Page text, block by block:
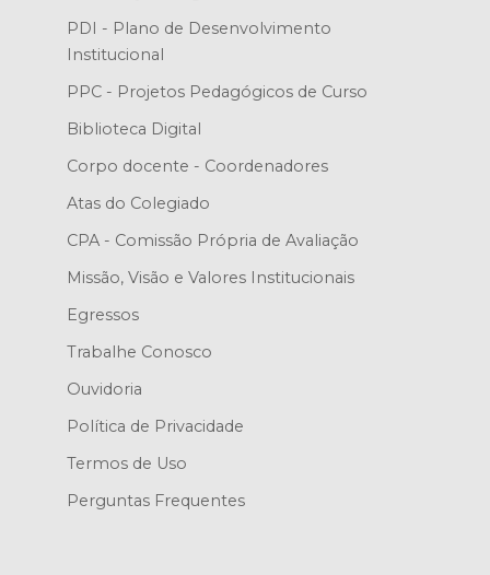
PDI - Plano de Desenvolvimento
Institucional
PPC - Projetos Pedagógicos de Curso
Biblioteca Digital
Corpo docente - Coordenadores
Atas do Colegiado
CPA - Comissão Própria de Avaliação
Missão, Visão e Valores Institucionais
Egressos
Trabalhe Conosco
Ouvidoria
Política de Privacidade
Termos de Uso
Perguntas Frequentes